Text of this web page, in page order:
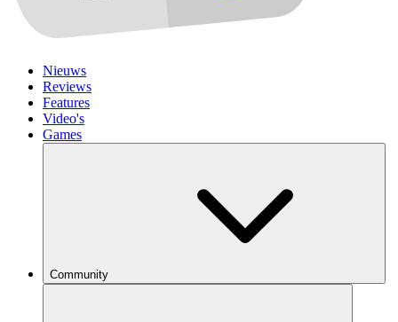
Nieuws
Reviews
Features
Video's
Games
Community